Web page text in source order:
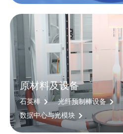
原材料及设备
石英棒 光纤预制棒设备
数据中心与光模块